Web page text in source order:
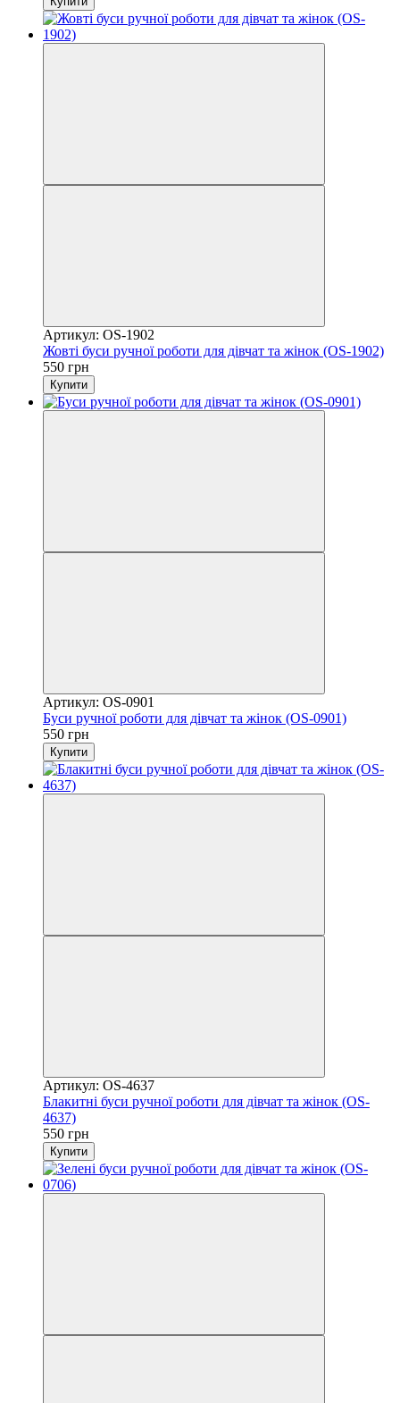
Артикул: OS-1902
Жовті буси ручної роботи для дівчат та жінок (OS-1902)
550 грн
Купити
Артикул: OS-0901
Буси ручної роботи для дівчат та жінок (OS-0901)
550 грн
Купити
Артикул: OS-4637
Блакитні буси ручної роботи для дівчат та жінок (OS-
4637)
550 грн
Купити